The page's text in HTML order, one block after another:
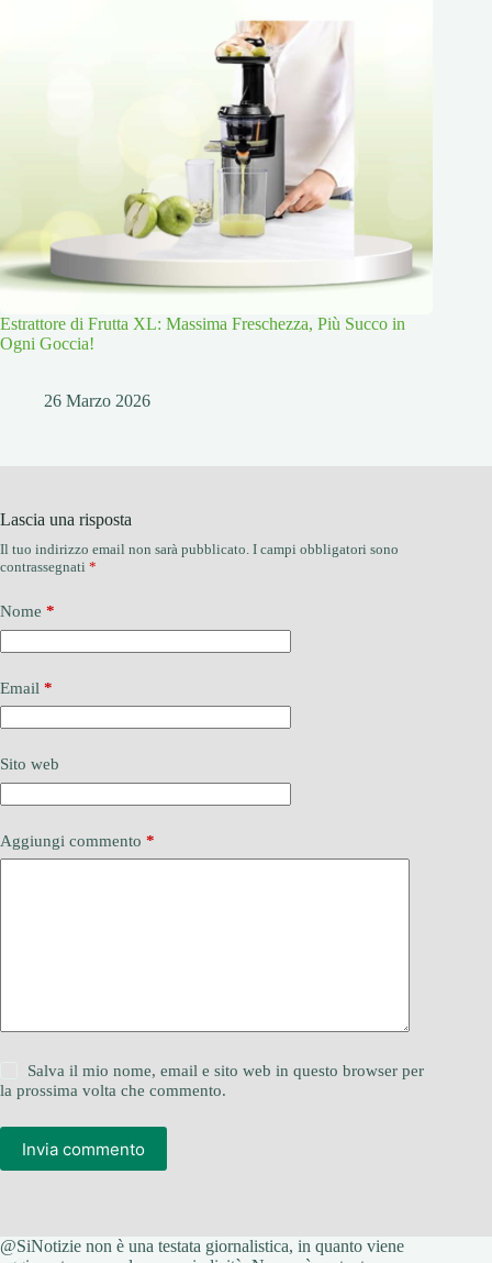
Estrattore di Frutta XL: Massima Freschezza, Più Succo in
Ogni Goccia!
26 Marzo 2026
Lascia una risposta
Il tuo indirizzo email non sarà pubblicato. I campi obbligatori sono
contrassegnati *
Nome *
Email *
Sito web
Aggiungi commento *
Salva il mio nome, email e sito web in questo browser per
la prossima volta che commento.
Invia commento
@SiNotizie non è una testata giornalistica, in quanto viene